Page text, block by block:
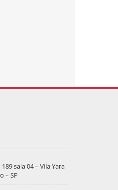
sala 04 – Vila Yara
– SP